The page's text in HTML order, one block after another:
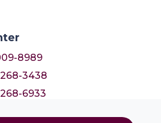
8989
3438
6933